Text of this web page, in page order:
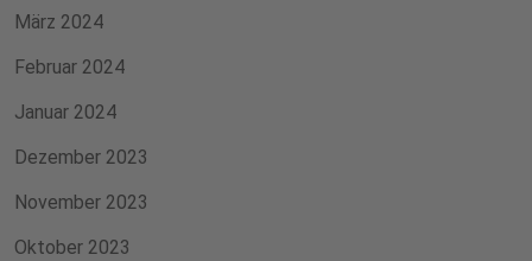
März 2024
Februar 2024
Januar 2024
Dezember 2023
November 2023
Oktober 2023